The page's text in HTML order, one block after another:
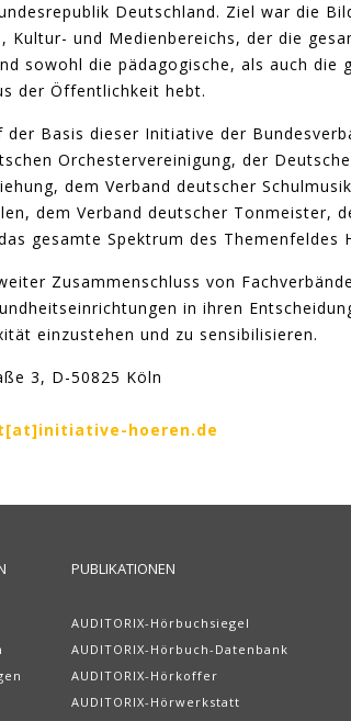
Deutschland. Ziel war die
Kultur- und Medienbereichs, der die
sowohl die pädagogische, als auch die
der Öffentlichkeit hebt.
Basis dieser Initiative der
Orchestervereinigung, der
dem Verband deutscher
dem Verband deutscher Tonmeister,
gesamte Spektrum des Themenfeldes
Zusammenschluss von
in ihren
einzustehen und zu sensibilisieren.
3, D-50825 Köln
hoeren.de
PUBLIKATIONEN
AUDITORIX-Hörbuchsiegel
AUDITORIX-Hörbuch-Datenbank
AUDITORIX-Hörkoffer
AUDITORIX-Hörwerkstatt